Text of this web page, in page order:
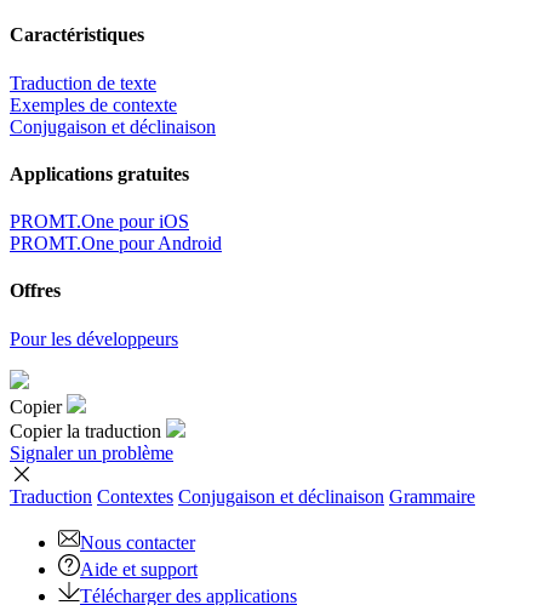
Caractéristiques
Traduction de texte
Exemples de contexte
Conjugaison et déclinaison
Applications gratuites
PROMT.One pour iOS
PROMT.One pour Android
Offres
Pour les développeurs
Copier
Copier la traduction
Signaler un problème
Traduction Contextes Conjugaison et déclinaison Grammaire
Nous contacter
Aide et support
Télécharger des applications